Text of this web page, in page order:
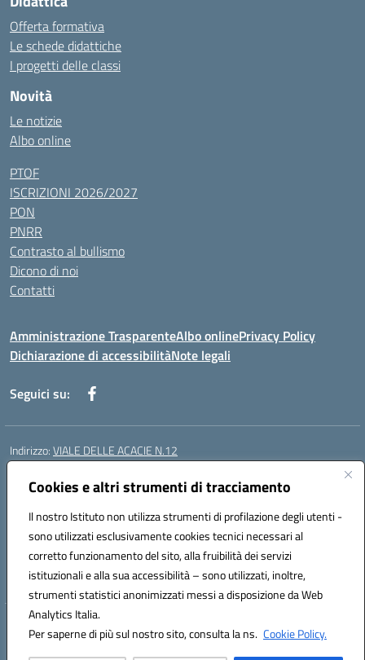
Cookies e altri strumenti di tracciamento
Il nostro Istituto non utilizza strumenti di profilazione degli utenti -
sono utilizzati esclusivamente cookies tecnici necessari al
corretto funzionamento del sito, alla fruibilità dei servizi
istituzionali e alla sua accessibilità – sono utilizzati, inoltre,
strumenti statistici anonimizzati messi a disposizione da Web
Analytics Italia.
Per saperne di più sul nostro sito, consulta la ns. Cookie Policy.
Offerta formativa
Le schede didattiche
I progetti delle classi
Novità
Le notizie
Albo online
PTOF
ISCRIZIONI 2026/2027
PON
PNRR
Contrasto al bullismo
Dicono di noi
Contatti
Amministrazione TrasparenteAlbo onlinePrivacy Policy
Dichiarazione di accessibilitàNote legali
Seguici su:
Indirizzo:VIALE DELLE ACACIE N.12
Centralino:
Posta elettronica certificata (PEC):ceic87900q@pec.istruzione.it
Codice fiscale: 93082010617
Codice meccanografico:CEIC87900Q
Codice Indice delle Pubbliche Amministrazioni (IPA): istsc_ceic87900q
Codice unico di fatturazione (CUF): UF44ZQ
Hosting & Powered by 3D Solution S.r.l.
Concept & Design by Designers Italia